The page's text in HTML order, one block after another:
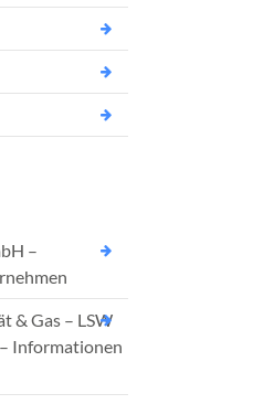
–
& Gas – LSW
Informationen